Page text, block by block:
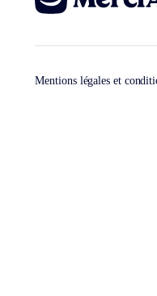
Mentions légales et